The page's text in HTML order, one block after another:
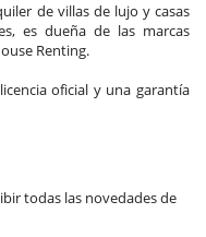
de villas de lujo y casas
es dueña de las marcas
Renting.
oficial y una garantía
todas las novedades de